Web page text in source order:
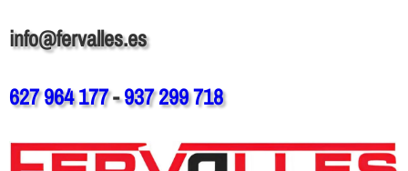
info@fervalles.es
627 964 177-937 299 718